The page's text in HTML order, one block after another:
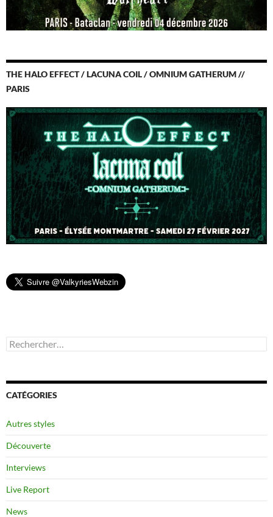
THE HALO EFFECT / LACUNA COIL / OMNIUM GATHERUM //
PARIS
Rechercher :
CATÉGORIES
Autres styles
Découverte
Interviews
Live Report
News